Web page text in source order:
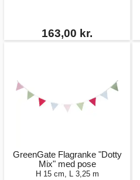
163,00 kr.
GreenGate Flagranke "Dotty
Mix" med pose
H 15 cm, L 3,25 m